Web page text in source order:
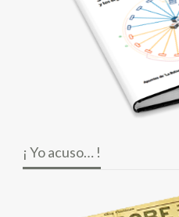
¡ Yo acuso… !